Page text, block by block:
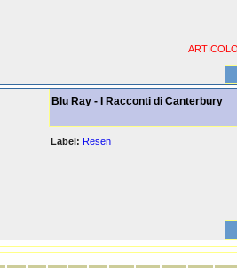
Blu Ray - I Racconti di Canterbury
Label: Resen